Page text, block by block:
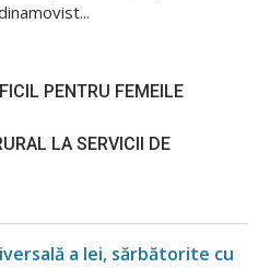
PENTRU FEMEILE
LA SERVICII DE
a Iei, sărbătorite cu